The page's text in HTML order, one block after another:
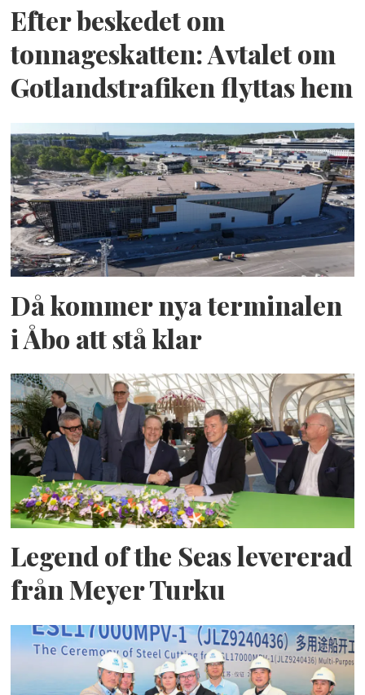
Efter beskedet om
tonnageskatten: Avtalet om
Gotlandstrafiken flyttas hem
Då kommer nya terminalen
i Åbo att stå klar
Legend of the Seas levererad
från Meyer Turku